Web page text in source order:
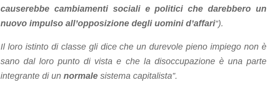
causerebbe cambiamenti sociali e politici che darebbero un
nuovo impulso all’opposizione degli uomini d’affari“).
Il loro istinto di classe gli dice che un durevole pieno impiego non è
sano dal loro punto di vista e che la disoccupazione è una parte
integrante di un normale sistema capitalista”.